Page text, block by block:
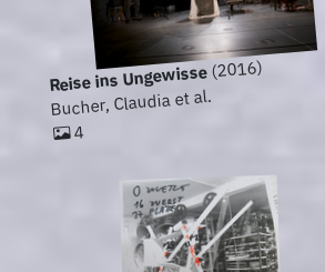
Reise ins Ungewisse(2016)
Bucher, Claudia et al.
4